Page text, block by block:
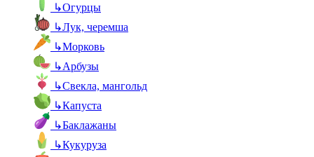
↳Огурцы
↳Лук, черемша
↳Морковь
↳Арбузы
↳Свекла, мангольд
↳Капуста
↳Баклажаны
↳Кукуруза